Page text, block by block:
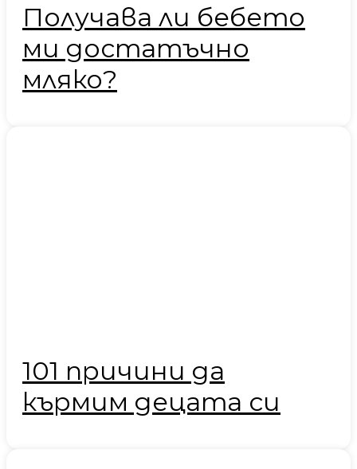
Получава ли бебето
ми достатъчно
мляко?
101 причини да
кърмим децата си